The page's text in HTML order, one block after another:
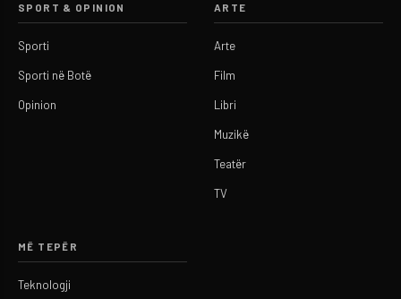
SPORT & OPINION
Sporti
Sporti në Botë
Opinion
ARTE
Arte
Film
Libri
Muzikë
Teatër
TV
MË TEPËR
Teknologji